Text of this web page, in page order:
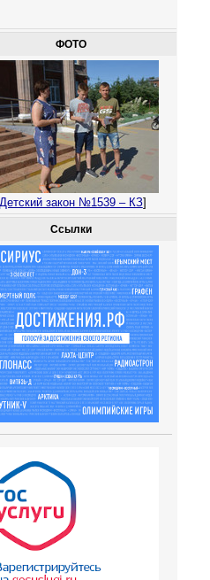
ФОТО
закон №1539 – КЗ]
Ссылки